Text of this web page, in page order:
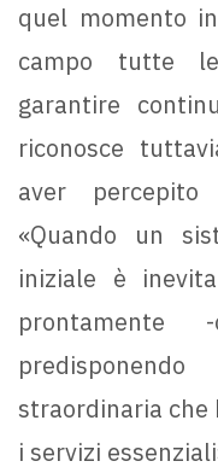
quel momento
campo tutte
garantire
riconosce
aver
«Quando un
iniziale è
prontamente
straordinaria che
i servizi